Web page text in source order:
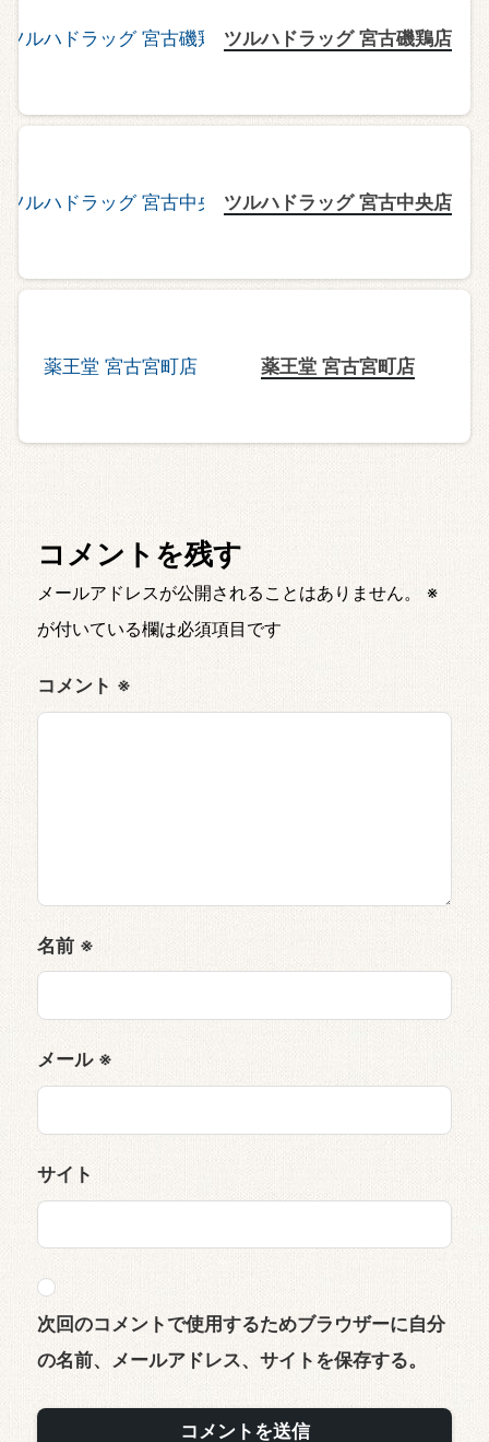
ツルハドラッグ 宮古磯鶏店
ツルハドラッグ 宮古中央店
薬王堂 宮古宮町店
コメントを残す
メールアドレスが公開されることはありません。
※
が付いている欄は必須項目です
コメント ※
名前 ※
メール ※
サイト
次回のコメントで使用するためブラウザーに自分
の名前、メールアドレス、サイトを保存する。